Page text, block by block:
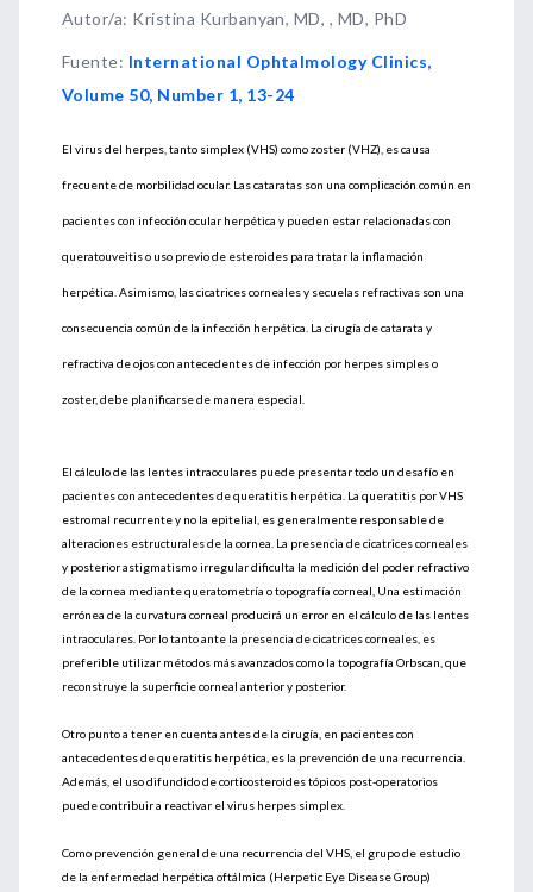
Autor/a: Kristina Kurbanyan, MD, , MD, PhD
Fuente: International Ophtalmology Clinics,
Volume 50, Number 1, 13-24
El virus del herpes, tanto simplex (VHS) como zoster (VHZ), es causa
frecuente de morbilidad ocular. Las cataratas son una complicación común en
pacientes con infección ocular herpética y pueden estar relacionadas con
queratouveitis o uso previo de esteroides para tratar la inflamación
herpética. Asimismo, las cicatrices corneales y secuelas refractivas son una
consecuencia común de la infección herpética. La cirugía de catarata y
refractiva de ojos con antecedentes de infección por herpes simples o
zoster, debe planificarse de manera especial.
El cálculo de las lentes intraoculares puede presentar todo un desafío en
pacientes con antecedentes de queratitis herpética. La queratitis por VHS
estromal recurrente y no la epitelial, es generalmente responsable de
alteraciones estructurales de la cornea. La presencia de cicatrices corneales
y posterior astigmatismo irregular dificulta la medición del poder refractivo
de la cornea mediante queratometría o topografía corneal, Una estimación
errónea de la curvatura corneal producirá un error en el cálculo de las lentes
intraoculares. Por lo tanto ante la presencia de cicatrices corneales, es
preferible utilizar métodos más avanzados como la topografía Orbscan, que
reconstruye la superficie corneal anterior y posterior.
Otro punto a tener en cuenta antes de la cirugía, en pacientes con
antecedentes de queratitis herpética, es la prevención de una recurrencia.
Además, el uso difundido de corticosteroides tópicos post-operatorios
puede contribuir a reactivar el virus herpes simplex.
Como prevención general de una recurrencia del VHS, el grupo de estudio
de la enfermedad herpética oftálmica (Herpetic Eye Disease Group)